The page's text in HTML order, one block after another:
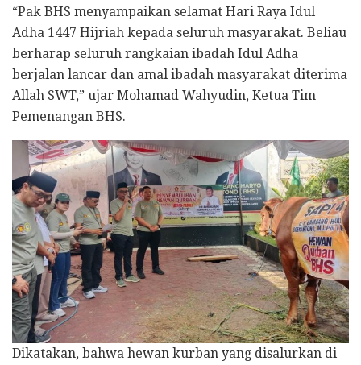
“Pak BHS menyampaikan selamat Hari Raya Idul
Adha 1447 Hijriah kepada seluruh masyarakat. Beliau
berharap seluruh rangkaian ibadah Idul Adha
berjalan lancar dan amal ibadah masyarakat diterima
Allah SWT,” ujar Mohamad Wahyudin, Ketua Tim
Pemenangan BHS.
Dikatakan, bahwa hewan kurban yang disalurkan di